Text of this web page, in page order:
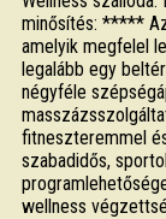
minősítés: *****
amelyik megfelel
legalább egy
négyféle
fitneszteremmel
szabadidős,
wellness